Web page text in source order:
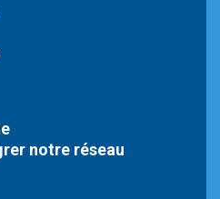
notre réseau